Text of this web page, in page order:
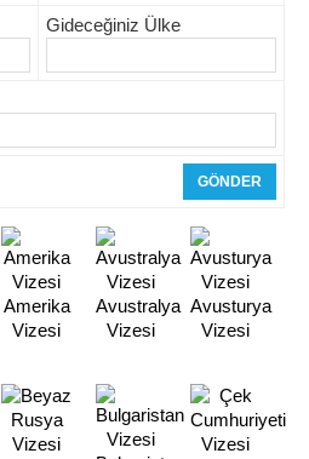
Gideceğiniz Ülke
Amerika
Vizesi
Avustralya
Vizesi
Avusturya
Vizesi